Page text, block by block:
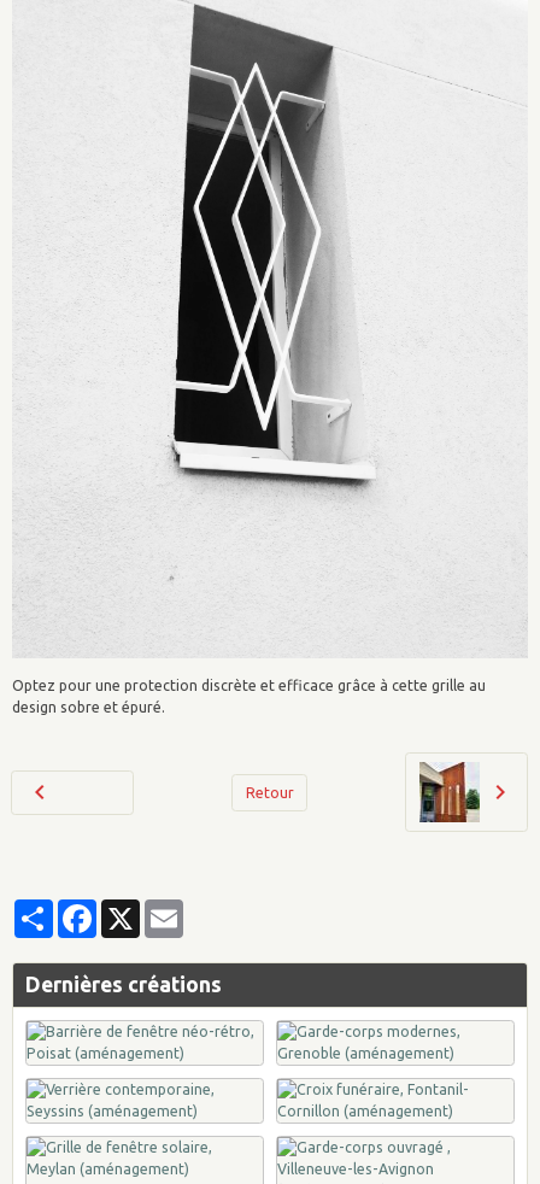
Optez pour une protection discrète et efficace grâce à cette grille au
design sobre et épuré.
Retour
PartagerFacebook
Dernières créations